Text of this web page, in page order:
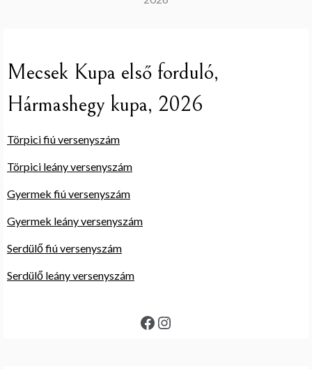
Mecsek Kupa első forduló,
Hármashegy kupa, 2026
Törpici fiú versenyszám
Törpici leány versenyszám
Gyermek fiú versenyszám
Gyermek leány versenyszám
Serdülő fiú versenyszám
Serdülő leány versenyszám
Facebook
Instagram